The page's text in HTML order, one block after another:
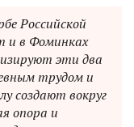
Российской
и в Фоминках
эти два
трудом и
создают вокруг
опора и